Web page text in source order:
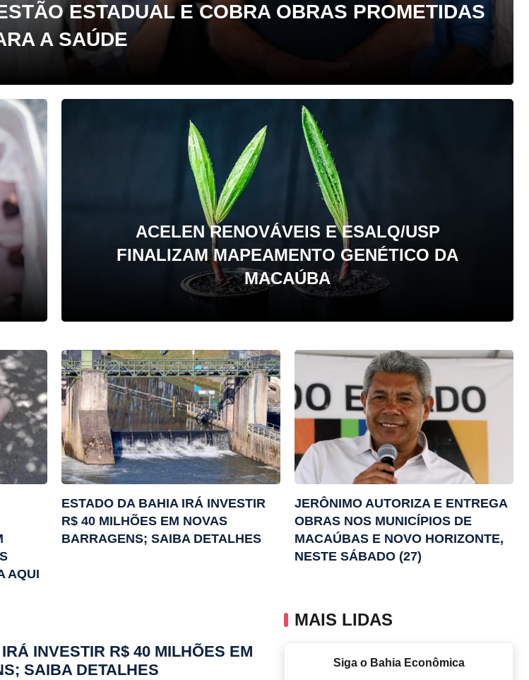
ESTADUAL E COBRA OBRAS PROMETIDAS
A SAÚDE
ACELEN RENOVÁVEIS E ESALQ/USP
FINALIZAM MAPEAMENTO GENÉTICO DA
MACAÚBA
AQUI
ESTADO DA BAHIA IRÁ INVESTIR
R$ 40 MILHÕES EM NOVAS
BARRAGENS; SAIBA DETALHES
JERÔNIMO AUTORIZA E ENTREGA
OBRAS NOS MUNICÍPIOS DE
MACAÚBAS E NOVO HORIZONTE,
NESTE SÁBADO (27)
INVESTIR R$ 40 MILHÕES EM
SAIBA DETALHES
MAIS LIDAS
Siga o Bahia Econômica